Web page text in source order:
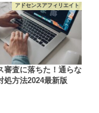
アドセンスアフィリエイト
審査に落ちた！通らな
処方法2024最新版